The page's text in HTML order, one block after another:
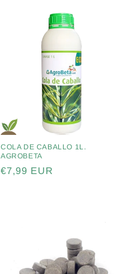
COLA DE CABALLO 1L.
AGROBETA
Precio
€7,99 EUR